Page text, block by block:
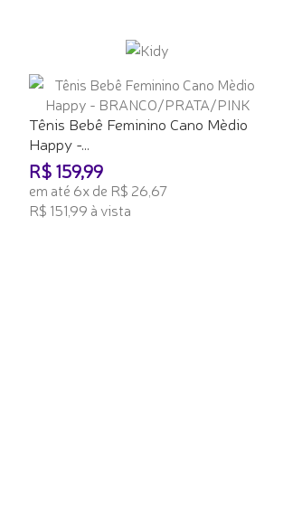
Tênis Bebê Feminino Cano Mèdio
Happy -...
R$ 159,99
em até 6x de R$ 26,67
R$ 151,99 à vista